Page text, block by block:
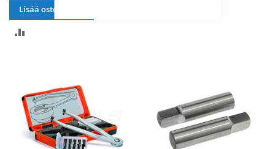
Lisää ostoskoriin